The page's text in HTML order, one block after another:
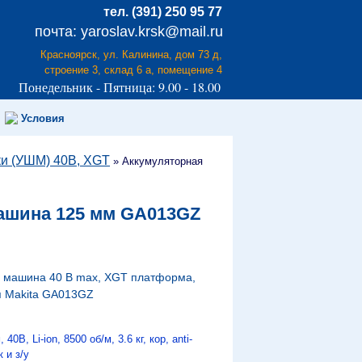
тел. (391) 250 95 77
почта: yaroslav.krsk@mail.ru
Красноярск, ул. Калинина, дом 73 д,
строение 3, склад 6 а, помещение 4
Понедельник - Пятница: 9.00 - 18.00
Условия
(УШМ) 40B, XGT » Аккумуляторная
125 мм GA013GZ
40 В max, XGT платформа,
Makita GA013GZ
Li-ion, 8500 об/м, 3.6 кг, кор, anti-
и з/у